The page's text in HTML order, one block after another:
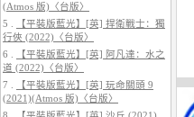
【平裝版藍光】[英] 阿凡達3：火
與燼 (2025)(Atmos 版)〈台版〉
(Atmos 版)〈台版〉
5 .
【平裝版藍光】[英] 捍衛戰士：獨
行俠 (2022)〈台版〉
6 .
【平裝版藍光】[英] 阿凡達：水之
道 (2022)〈台版〉
7 .
【平裝版藍光】[英] 玩命關頭 9
(2021)(Atmos 版)〈台版〉